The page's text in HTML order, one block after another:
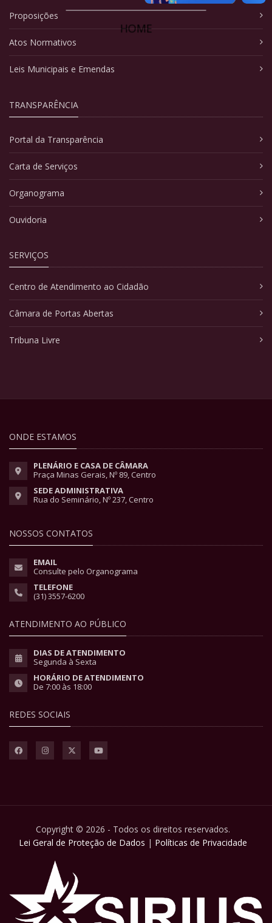
HOME
Proposições
Atos Normativos
Leis Municipais e Emendas
TRANSPARÊNCIA
Portal da Transparência
Carta de Serviços
Organograma
Ouvidoria
SERVIÇOS
Centro de Atendimento ao Cidadão
Câmara de Portas Abertas
Tribuna Livre
ONDE ESTAMOS
PLENÁRIO E CASA DE CÂMARA
Praça Minas Gerais, Nº 89, Centro
SEDE ADMINISTRATIVA
Rua do Seminário, Nº 237, Centro
NOSSOS CONTATOS
EMAIL
Consulte pelo Organograma
TELEFONE
(31) 3557-6200
ATENDIMENTO AO PÚBLICO
DIAS DE ATENDIMENTO
Segunda à Sexta
HORÁRIO DE ATENDIMENTO
De 7:00 às 18:00
REDES SOCIAIS
Copyright © 2026 - Todos os direitos reservados.
Lei Geral de Proteção de Dados | Políticas de Privacidade